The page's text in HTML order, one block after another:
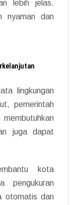
lebih jelas.
nyaman dan
lingkungan
pemerintah
juga dapat
kota
pengukuran
otomatis dan